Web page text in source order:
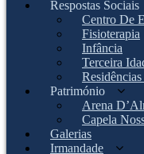
Respostas Sociais
Centro De
Fisioterapia
Infância
Terceira
Património
Arena
Capela
Galerias
Irmandade